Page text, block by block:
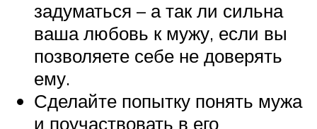
задуматься – а так ли сильна
ваша любовь к мужу, если вы
позволяете себе не доверять
ему.
Сделайте попытку понять мужа
и поучаствовать в его